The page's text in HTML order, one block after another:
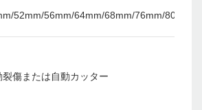
52mm/56mm/64mm/68mm/76mm/80mm
裂傷または自動カッター